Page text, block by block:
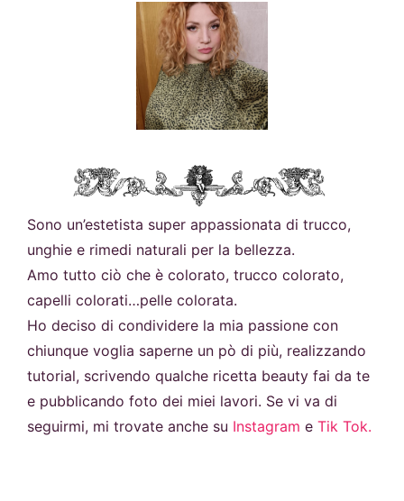
Sono un’estetista super appassionata di trucco,
unghie e rimedi naturali per la bellezza.
Amo tutto ciò che è colorato, trucco colorato,
capelli colorati…pelle colorata.
Ho deciso di condividere la mia passione con
chiunque voglia saperne un pò di più, realizzando
tutorial, scrivendo qualche ricetta beauty fai da te
e pubblicando foto dei miei lavori. Se vi va di
seguirmi, mi trovate anche su Instagram e Tik Tok.